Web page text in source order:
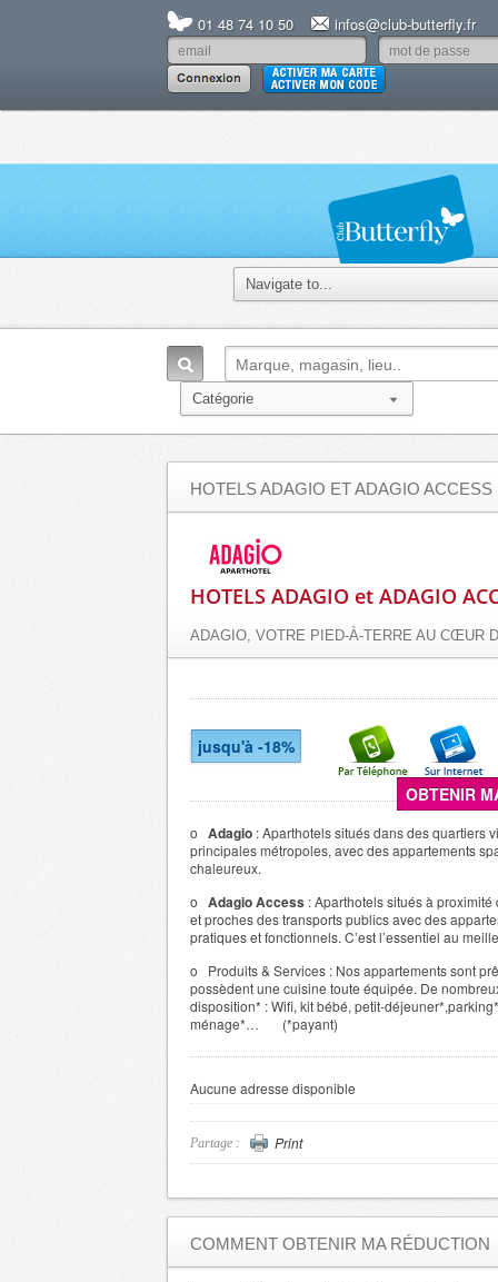
01 48 74 10 50 infos@club-butterfly.fr
HOTELS ADAGIO ET ADAGIO ACCESS
HOTELS ADAGIO et ADAGIO
ADAGIO, VOTRE PIED-À-TERRE AU CŒUR
jusqu'à -18%
OBTENIR
o Adagio : Aparthotels situés dans des quartiers
principales métropoles, avec des appartements
chaleureux.
o Adagio Access : Aparthotels situésà proximité
et proches des transports publics avec des
pratiques et fonctionnels. C’est l’essentiel au
o
Produits & Services : Nos appartements sont prê
possèdent une cuisine toute équipée. De
disposition* : Wifi, kit bébé, petit-dé
ménage*… (*payant)
Aucune adresse disponible
Partage : Print
COMMENT OBTENIR MA RÉDUCTION